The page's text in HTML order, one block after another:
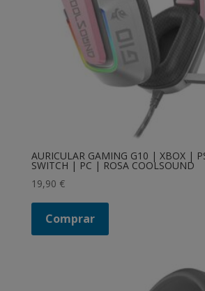
AURICULAR GAMING G10 | XBOX |
SWITCH | PC | ROSA COOLSOUND
19,90 €
Comprar